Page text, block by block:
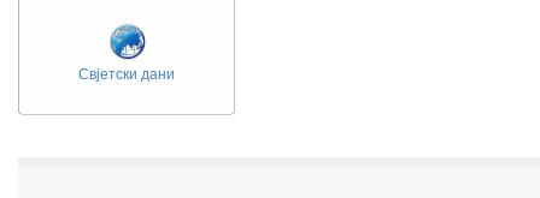
Свјетски дани